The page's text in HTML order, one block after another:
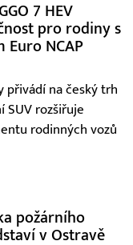
7 HEV
pro rodiny s
Euro NCAP
přivádí na český trh
SUV rozšiřuje
rodinných vozů
požárního
v Ostravě